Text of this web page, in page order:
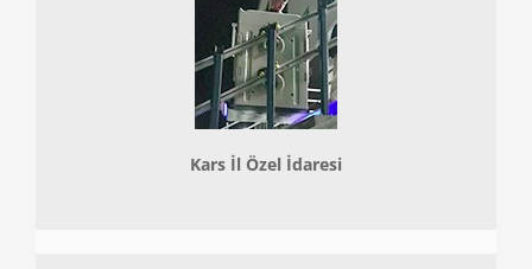
Kars İl Özel İdaresi